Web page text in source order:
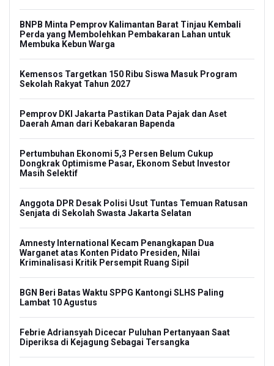
BNPB Minta Pemprov Kalimantan Barat Tinjau Kembali
Perda yang Membolehkan Pembakaran Lahan untuk
Membuka Kebun Warga
Kemensos Targetkan 150 Ribu Siswa Masuk Program
Sekolah Rakyat Tahun 2027
Pemprov DKI Jakarta Pastikan Data Pajak dan Aset
Daerah Aman dari Kebakaran Bapenda
Pertumbuhan Ekonomi 5,3 Persen Belum Cukup
Dongkrak Optimisme Pasar, Ekonom Sebut Investor
Masih Selektif
Anggota DPR Desak Polisi Usut Tuntas Temuan Ratusan
Senjata di Sekolah Swasta Jakarta Selatan
Amnesty International Kecam Penangkapan Dua
Warganet atas Konten Pidato Presiden, Nilai
Kriminalisasi Kritik Persempit Ruang Sipil
BGN Beri Batas Waktu SPPG Kantongi SLHS Paling
Lambat 10 Agustus
Febrie Adriansyah Dicecar Puluhan Pertanyaan Saat
Diperiksa di Kejagung Sebagai Tersangka